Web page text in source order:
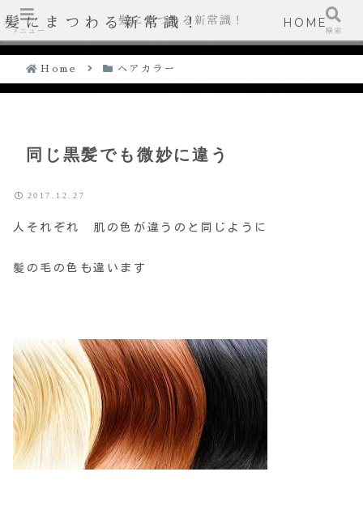
髪にまつわる新常識！ HOME
Home ヘアカラー
同じ黒髪でも微妙に違う
2017.12.27
人それぞれ 肌の色が違うのと同じように
髪の毛の色も違います
メニュー
髪にまつわる新常識！
検索